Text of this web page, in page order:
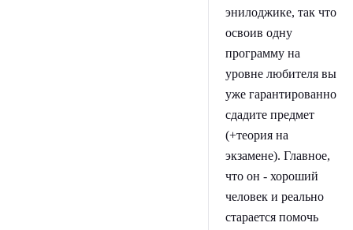
энилоджике, так что
освоив одну
программу на
уровне любителя вы
уже гарантированно
сдадите предмет
(+теория на
экзамене). Главное,
что он - хороший
человек и реально
старается помочь